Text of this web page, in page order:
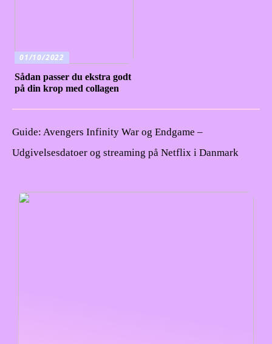
01/10/2022
Sådan passer du ekstra godt
på din krop med collagen
Guide: Avengers Infinity War og Endgame –
Udgivelsesdatoer og streaming på Netflix i Danmark